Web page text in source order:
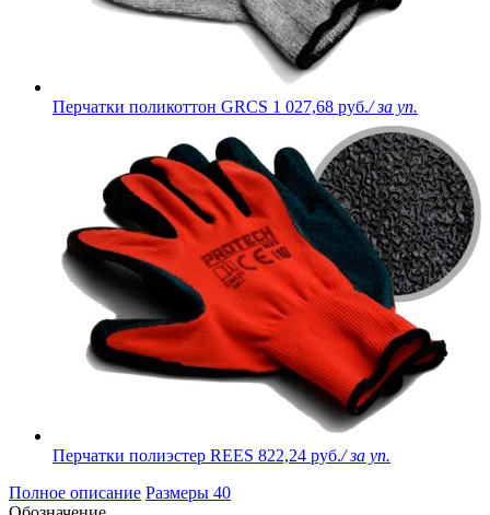
Перчатки поликоттон GRCS 1 027,68 руб./ за уп.
Перчатки полиэстер REES 822,24 руб./ за уп.
Полное описание Размеры 40